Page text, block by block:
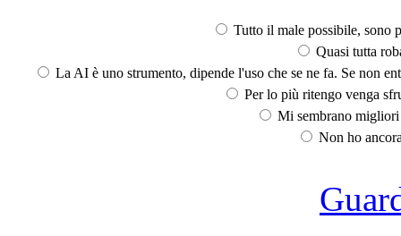
Tutto il male possibile, sono
Quasi tutta
La AI è uno strumento, dipende l'uso che se ne fa. Se non
Per lo più ritengo venga
Mi sembrano
Non ho